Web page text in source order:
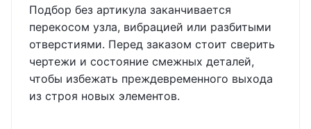
Подбор без артикула заканчивается
перекосом узла, вибрацией или разбитыми
отверстиями. Перед заказом стоит сверить
чертежи и состояние смежных деталей,
чтобы избежать преждевременного выхода
из строя новых элементов.